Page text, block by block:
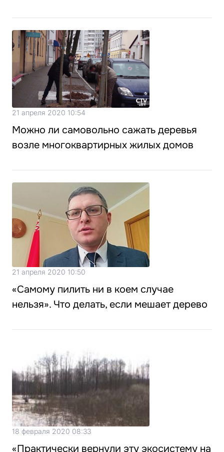
21 апреля 2020 10:54
Можно ли самовольно сажать деревья
возле многоквартирных жилых домов
21 апреля 2020 10:50
«Самому пилить ни в коем случае
нельзя». Что делать, если мешает дерево
18 февраля 2020 08:33
«Практически вернули эту экосистему на